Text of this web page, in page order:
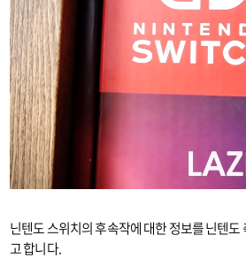
닌텐도 스위치의 후속작에 대한 정보를 닌텐
고 합니다.